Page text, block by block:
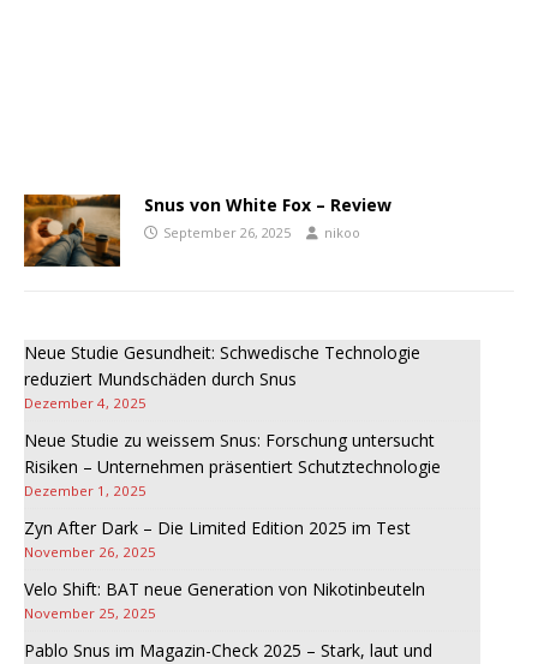
Snus von White Fox – Review
September 26, 2025 nikoo
Neue Studie Gesundheit: Schwedische Technologie
reduziert Mundschäden durch Snus
Dezember 4, 2025
Neue Studie zu weissem Snus: Forschung untersucht
Risiken – Unternehmen präsentiert Schutztechnologie
Dezember 1, 2025
Zyn After Dark – Die Limited Edition 2025 im Test
November 26, 2025
Velo Shift: BAT neue Generation von Nikotinbeuteln
November 25, 2025
Pablo Snus im Magazin-Check 2025 – Stark, laut und